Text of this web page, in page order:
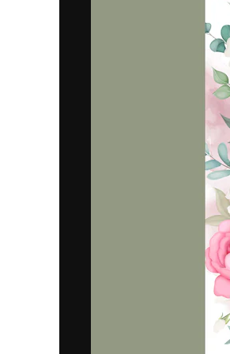
La plateforme
vos meilleurs
d’abonnés :
Copyright ©